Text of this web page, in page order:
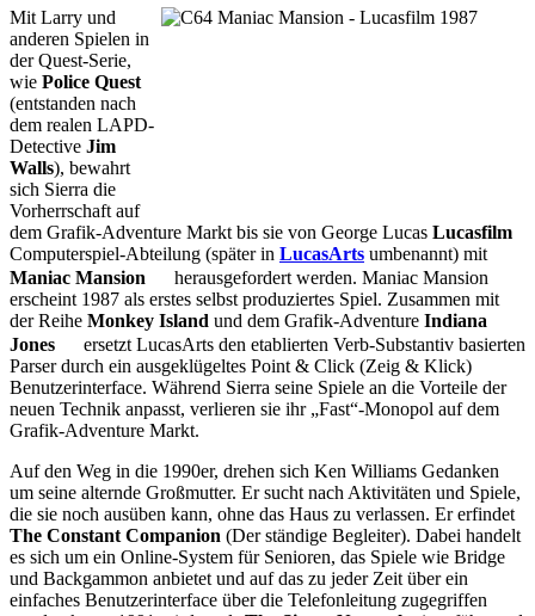
Mit Larry und
anderen Spielen in
der Quest-Serie,
wie Police Quest
(entstanden nach
dem realen LAPD-
Detective Jim
Walls), bewahrt
sich Sierra die
Vorherrschaft auf
dem Grafik-Adventure Markt bis sie von George Lucas Lucasfilm
Computerspiel-Abteilung (später in LucasArts umbenannt) mit
Maniac Mansion
herausgefordert werden. Maniac Mansion
erscheint 1987 als erstes selbst produziertes Spiel. Zusammen mit
der Reihe Monkey Island und dem Grafik-Adventure Indiana
Jones
ersetzt LucasArts den etablierten Verb-Substantiv basierten
Parser durch ein ausgeklügeltes Point & Click (Zeig & Klick)
Benutzerinterface. Während Sierra seine Spiele an die Vorteile der
neuen Technik anpasst, verlieren sie ihr „Fast“-Monopol auf dem
Grafik-Adventure Markt.
Auf den Weg in die 1990er, drehen sich Ken Williams Gedanken
um seine alternde Großmutter. Er sucht nach Aktivitäten und Spiele,
die sie noch ausüben kann, ohne das Haus zu verlassen. Er erfindet
The Constant Companion (Der ständige Begleiter). Dabei handelt
es sich um ein Online-System für Senioren, das Spiele wie Bridge
und Backgammon anbietet und auf das zu jeder Zeit über ein
einfaches Benutzerinterface über die Telefonleitung zugegriffen